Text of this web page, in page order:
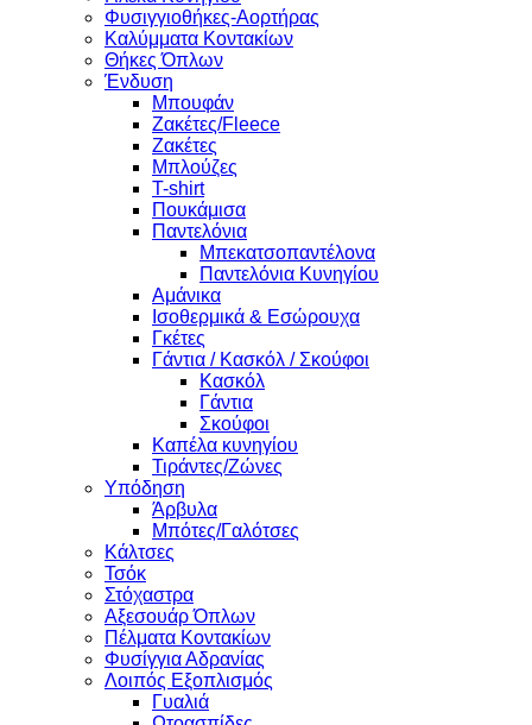
Φυσιγγιοθήκες-Αορτήρας
Καλύμματα Κοντακίων
Θήκες Όπλων
Ένδυση
Μπουφάν
Ζακέτες/Fleece
Ζακέτες
Μπλούζες
T-shirt
Πουκάμισα
Παντελόνια
Μπεκατσοπαντέλονα
Παντελόνια Κυνηγίου
Αμάνικα
Ισοθερμικά & Εσώρουχα
Γκέτες
Γάντια / Κασκόλ / Σκούφοι
Κασκόλ
Γάντια
Σκούφοι
Καπέλα κυνηγίου
Τιράντες/Ζώνες
Υπόδηση
Άρβυλα
Μπότες/Γαλότσες
Κάλτσες
Τσόκ
Στόχαστρα
Αξεσουάρ Όπλων
Πέλματα Κοντακίων
Φυσίγγια Αδρανίας
Λοιπός Εξοπλισμός
Γυαλιά